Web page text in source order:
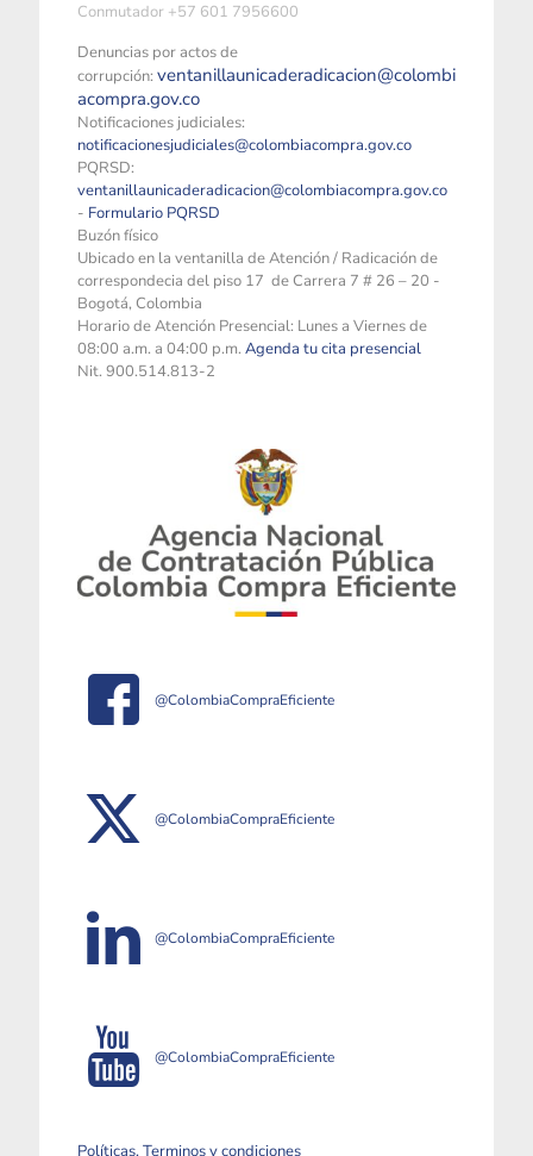
Conmutador +57 601 7956600
Denuncias por actos de
corrupción: ventanillaunicaderadicacion@colombi
acompra.gov.co
Notificaciones judiciales:
notificacionesjudiciales@colombiacompra.gov.co
PQRSD:
ventanillaunicaderadicacion@colombiacompra.gov.co
- Formulario PQRSD
Buzón físico
Ubicado en la ventanilla de Atención / Radicación de
correspondecia del piso 17 de Carrera 7 # 26 – 20 -
Bogotá, Colombia
Horario de Atención Presencial: Lunes a Viernes de
08:00 a.m. a 04:00 p.m. Agenda tu cita presencial
Nit. 900.514.813-2
@ColombiaCompraEficiente
@ColombiaCompraEficiente
@ColombiaCompraEficiente
@ColombiaCompraEficiente
Políticas, Terminos y condiciones